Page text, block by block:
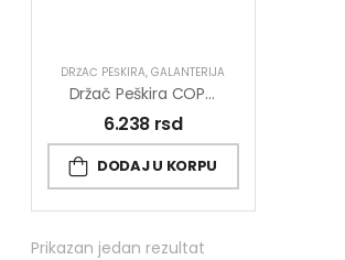
DRŽAČ PEŠKIRA,GALANTERIJA
Držač Peškira COPEN DROP 600mm Rose Gold
6.238 rsd
DODAJ U KORPU
Prikazan jedan rezultat